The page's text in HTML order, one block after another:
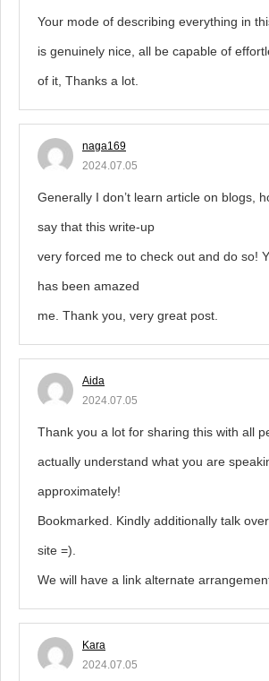
Your mode of describing everything in
is genuinely nice, all be capable of
of it, Thanks a lot.
naga169
2024.07.05
Generally I don’t learn article on blogs,
say that this write-up
very forced me to check out and do so!
has been amazed
me. Thank you, very great post.
Aida
2024.07.05
Thank you a lot for sharing this with all
actually understand what you are
approximately!
Bookmarked. Kindly additionally talk
site =).
We will have a link alternate
Kara
2024.07.05